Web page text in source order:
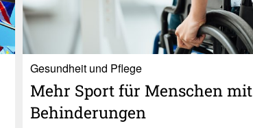
Gesundheit und Pflege
Mehr Sport für Men­schen mit
Behin­de­run­gen